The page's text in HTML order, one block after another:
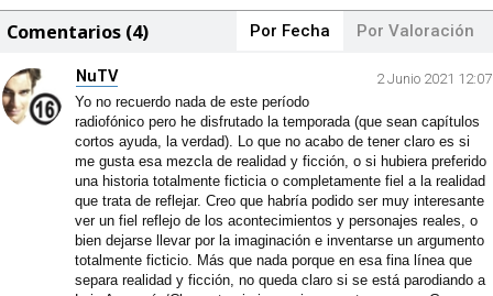
Comentarios (4) Por Fecha Por Valoración
NuTV
2 Junio 2021 12:07
Yo no recuerdo nada de este período
radiofónico pero he disfrutado la temporada (que sean capítulos
cortos ayuda, la verdad). Lo que no acabo de tener claro es si
me gusta esa mezcla de realidad y ficción, o si hubiera preferido
una historia totalmente ficticia o completamente fiel a la realidad
que trata de reflejar. Creo que habría podido ser muy interesante
ver un fiel reflejo de los acontecimientos y personajes reales, o
bien dejarse llevar por la imaginación e inventarse un argumento
totalmente ficticio. Más que nada porque en esa fina línea que
separa realidad y ficción, no queda claro si se está parodiando a